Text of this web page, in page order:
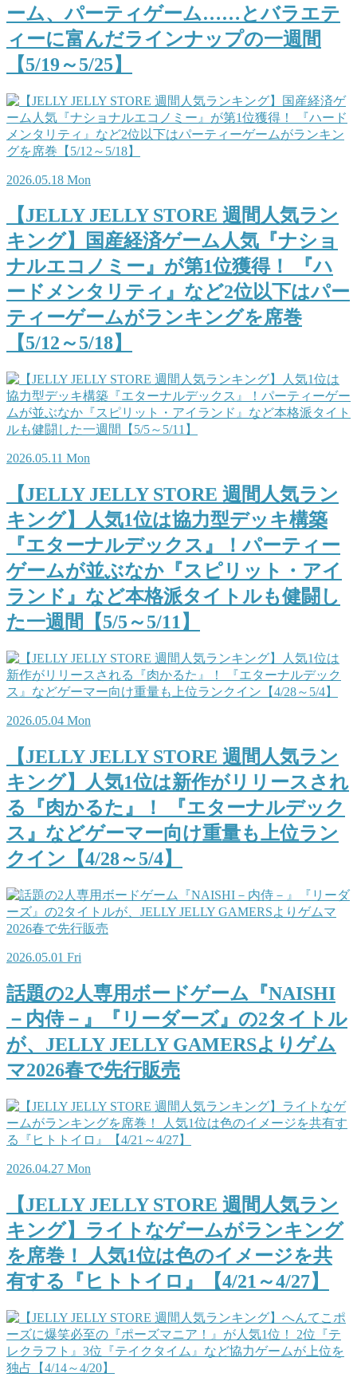
ーム、パーティゲーム……とバラエテ
ィーに富んだラインナップの一週間
【5/19～5/25】
2026.05.18 Mon
【JELLY JELLY STORE 週間人気ラン
キング】国産経済ゲーム人気『ナショ
ナルエコノミー』が第1位獲得！ 『ハ
ードメンタリティ』など2位以下はパー
ティーゲームがランキングを席巻
【5/12～5/18】
2026.05.11 Mon
【JELLY JELLY STORE 週間人気ラン
キング】人気1位は協力型デッキ構築
『エターナルデックス』！パーティー
ゲームが並ぶなか『スピリット・アイ
ランド』など本格派タイトルも健闘し
た一週間【5/5～5/11】
2026.05.04 Mon
【JELLY JELLY STORE 週間人気ラン
キング】人気1位は新作がリリースされ
る『肉かるた』！ 『エターナルデック
ス』などゲーマー向け重量も上位ラン
クイン【4/28～5/4】
2026.05.01 Fri
話題の2人専用ボードゲーム『NAISHI
－内侍－』『リーダーズ』の2タイトル
が、JELLY JELLY GAMERSよりゲム
マ2026春で先行販売
2026.04.27 Mon
【JELLY JELLY STORE 週間人気ラン
キング】ライトなゲームがランキング
を席巻！ 人気1位は色のイメージを共
有する『ヒトトイロ』【4/21～4/27】